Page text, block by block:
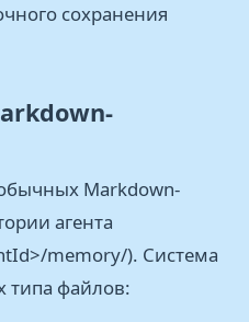
сохранения
Markdown-
агента
memory/). Система
типа файлов: